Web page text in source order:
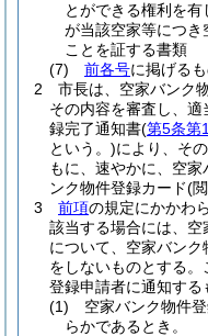
とができる権利を
が当該空家等につき
ことを証する書類
(7)
前各号に掲げる
2
市長は、空家バンク
その内容を審査し、
録完了通知書(第5条第
という。)により、そ
もに、速やかに、空
ンク物件登録カード(
3
前項の規定にかかわ
該当する場合には、
について、空家バンク
をしないものとする。
登録申請者に通知する
(1)
空家バンク物件
らかであるとき。